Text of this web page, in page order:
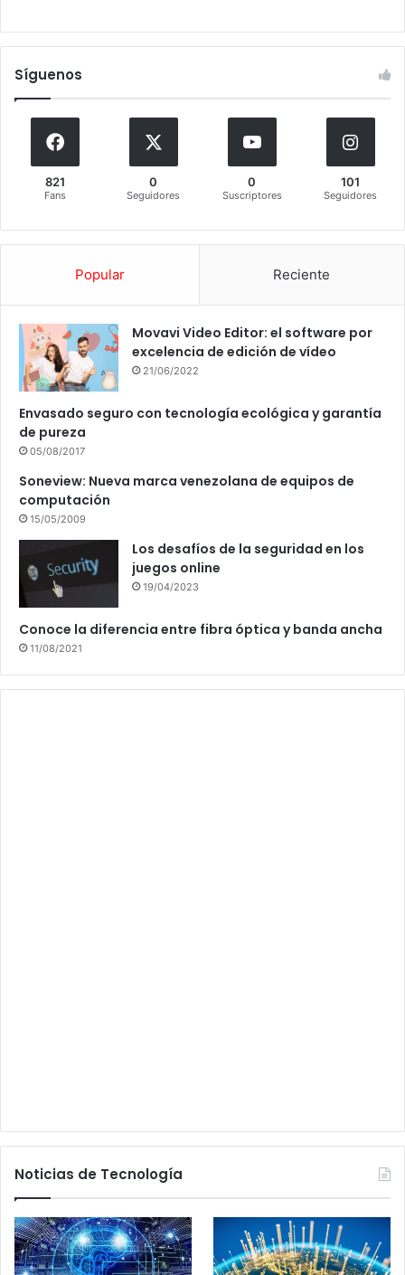
Síguenos
821
Fans
0
Seguidores
0
Suscriptores
101
Seguidores
Popular Reciente
Movavi Video Editor: el software por
excelencia de edición de vídeo
21/06/2022
Envasado seguro con tecnología ecológica y garantía
de pureza
05/08/2017
Soneview: Nueva marca venezolana de equipos de
computación
15/05/2009
Los desafíos de la seguridad en los
juegos online
19/04/2023
Conoce la diferencia entre fibra óptica y banda ancha
11/08/2021
Noticias de Tecnología